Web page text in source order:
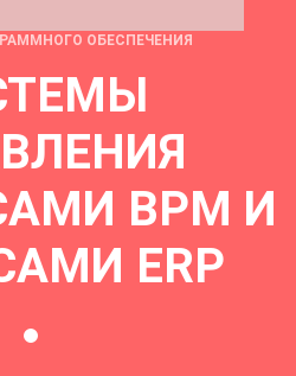
ОБЕСПЕЧЕНИЯ
BPM И
ERP